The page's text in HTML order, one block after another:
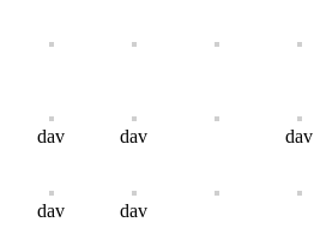
dav dav dav
dav dav